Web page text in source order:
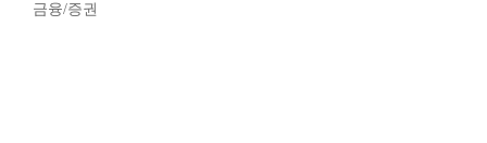
금융/증권